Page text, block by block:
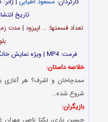
تاریخ
فرمت: MP4 | ویژه نمایش خانگی | تهیه کننده: احسان ظلی‌پور
خلاصه داستان:
ممدچاخان و اشرف؟ هر آغازی یک
شروع شده…
بازیگران:
حسین یاری، یکتا ناصر، مهران